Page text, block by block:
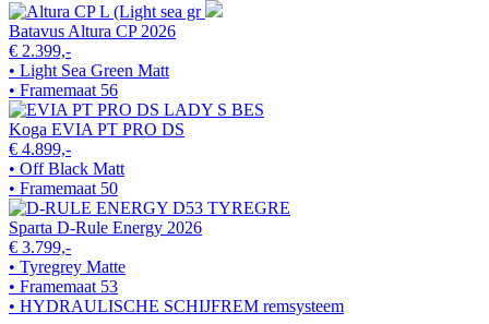
Batavus Altura CP 2026
€ 2.399,-
• Light Sea Green Matt
• Framemaat 56
Koga EVIA PT PRO DS
€ 4.899,-
• Off Black Matt
• Framemaat 50
Sparta D-Rule Energy 2026
€ 3.799,-
• Tyregrey Matte
• Framemaat 53
• HYDRAULISCHE SCHIJFREM remsysteem